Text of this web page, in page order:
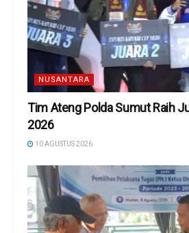
NUSANTARA
Tim Ateng Polda Sumut Raih
2026
10 AGUSTUS 2026